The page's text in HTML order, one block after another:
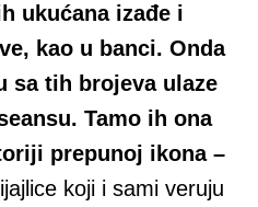
ukućana izađe i
kao u banci. Onda
sa tih brojeva ulaze
Tamo ih ona
prepunoj ikona –
koji i sami veruju